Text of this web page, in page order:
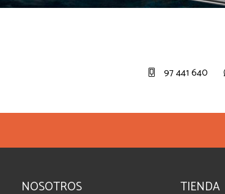
97 441 640
NOSOTROS TIENDA